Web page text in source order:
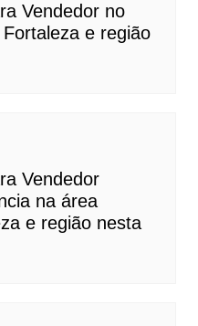
Vendedor no
e região
Vendedor
na área
e região nesta